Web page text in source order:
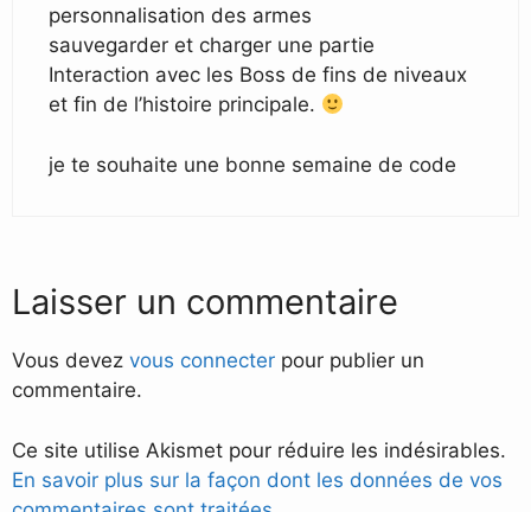
personnalisation des armes
sauvegarder et charger une partie
Interaction avec les Boss de fins de niveaux
et fin de l’histoire principale.
je te souhaite une bonne semaine de code
Laisser un commentaire
Vous devez vous connecter pour publier un
commentaire.
Ce site utilise Akismet pour réduire les indésirables.
En savoir plus sur la façon dont les données de vos